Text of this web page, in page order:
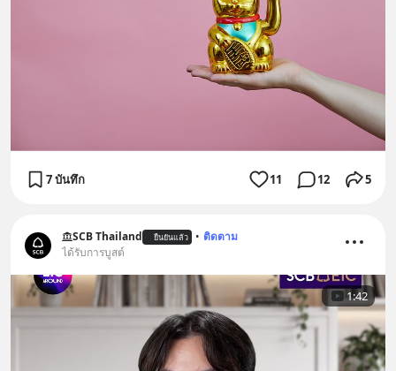
7 บันทึก 11 12 5
SCB Thailand ยืนยันแล้ว • ติดตาม
ได้รับการบูสต์
1:42